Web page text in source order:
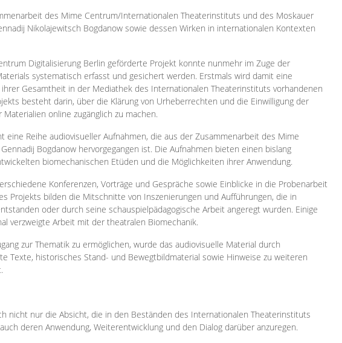
eit des Mime Centrum/Internationalen Theaterinstituts und des Moskauer
Nikolajewitsch Bogdanow sowie dessen Wirken in internationalen Kontexten
Digitalisierung Berlin geförderte Projekt konnte nunmehr im Zuge der
systematisch erfasst und gesichert werden. Erstmals wird damit eine
Gesamtheit in der Mediathek des Internationalen Theaterinstituts vorhandenen
besteht darin, über die Klärung von Urheberrechten und die Einwilligung der
online zugänglich zu machen.
Reihe audiovisueller Aufnahmen, die aus der Zusammenarbeit des Mime
Bogdanow hervorgegangen ist. Die Aufnahmen bieten einen bislang
biomechanischen Etüden und die Möglichkeiten ihrer Anwendung.
Konferenzen, Vorträge und Gespräche sowie Einblicke in die Probenarbeit
Projekts bilden die Mitschnitte von Inszenierungen und Aufführungen, die in
oder durch seine schauspielpädagogische Arbeit angeregt wurden. Einige
verzweigte Arbeit mit der theatralen Biomechanik.
zur Thematik zu ermöglichen, wurde das audiovisuelle Material durch
Texte, historisches Stand- und Bewegtbildmaterial sowie Hinweise zu weiteren
nicht nur die Absicht, die in den Beständen des Internationalen Theaterinstituts
deren Anwendung, Weiterentwicklung und den Dialog darüber anzuregen.